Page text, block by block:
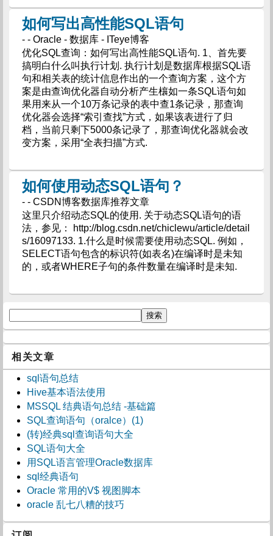
如何写出高性能SQL语句
- - Oracle - 数据库 - ITeye博客
优化SQL查询：如何写出高性能SQL语句. 1、首先要
搞明白什么叫执行计划. 执行计划是数据库根据SQL语
句和相关表的统计信息作出的一个查询方案，这个方
案是由查询优化器自动分析产生欀如一条SQL语句如
果用来从一个10万条记录的表中查1条记录，那查询
优化器会选择“索引查找”方式，如果该表进行了归
档，当前只剩下5000条记录了，那查询优化器就会改
变方案，采用“全表扫描”方式.
如何使用动态SQL语句？
- - CSDN博客数据库推荐文章
这里只介绍动态SQL的使用. 关于动态SQL语句的语
法，参见： http://blog.csdn.net/chiclewu/article/detail
s/16097133. 1.什么是时候需要使用动态SQL. 例如，
SELECT语句包含的标识符(如表名)在编译时是未知
的，或者WHERE子句的条件数量在编译时是未知.
相关文章
sql语句总结
Hive基本语法使用
MSSQL 结典语句总结 -基础篇
SQL查询语句（oralce）(1)
(转)经典sql查询语句大全
SQL语句大全
用SQL语言管理Oracle数据库
sql经典语句
Oracle 常用的V$ 视图脚本
oracle 乱七八糟的技巧